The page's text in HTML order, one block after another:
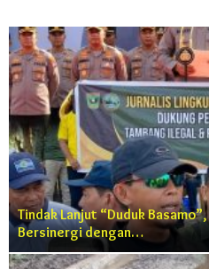
Tindak Lanjut “Duduk
Bersinergi dengan…